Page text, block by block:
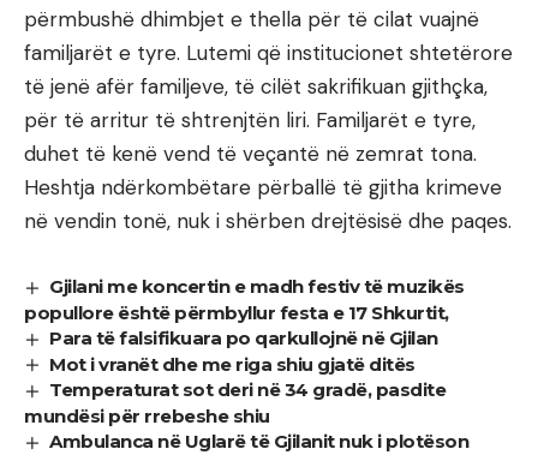
përmbushë dhimbjet e thella për të cilat vuajnë
familjarët e tyre. Lutemi që institucionet shtetërore
të jenë afër familjeve, të cilët sakrifikuan gjithçka,
për të arritur të shtrenjtën liri. Familjarët e tyre,
duhet të kenë vend të veçantë në zemrat tona.
Heshtja ndërkombëtare përballë të gjitha krimeve
në vendin tonë, nuk i shërben drejtësisë dhe paqes.
Gjilani me koncertin e madh festiv të muzikës
popullore është përmbyllur festa e 17 Shkurtit,
Para të falsifikuara po qarkullojnë në Gjilan
Mot i vranët dhe me riga shiu gjatë ditës
Temperaturat sot deri në 34 gradë, pasdite
mundësi për rrebeshe shiu
Ambulanca në Uglarë të Gjilanit nuk i plotëson